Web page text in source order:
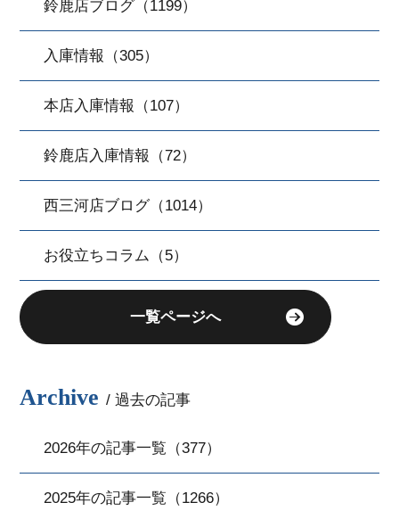
鈴鹿店ブログ（1199）
入庫情報（305）
本店入庫情報（107）
鈴鹿店入庫情報（72）
西三河店ブログ（1014）
お役立ちコラム（5）
一覧ページへ
Archive / 過去の記事
2026年の記事一覧（377）
2025年の記事一覧（1266）